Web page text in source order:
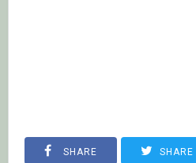
SHARE SHARE